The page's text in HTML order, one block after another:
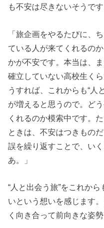
も不安は尽きないそうです
「旅企画をやるたびに、
ている人が来てくれるの
かが不安です。本当は、
確立していない高校生く
うすれば、これからも“人
が増えると思うので。ど
くれるのか模索中です。
ときは、不安はつきもの
誤を繰り返すことで、い
あ。」
“人と出会う旅”をこれか
いという想いを感じます
く向き合って前向きな姿